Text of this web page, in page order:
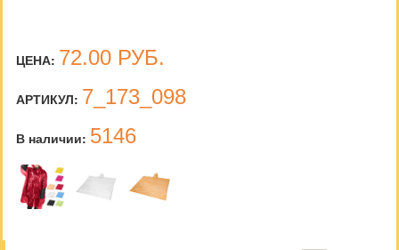
ЦЕНА: 72.00 РУБ.
АРТИКУЛ: 7_173_098
В наличии: 5146